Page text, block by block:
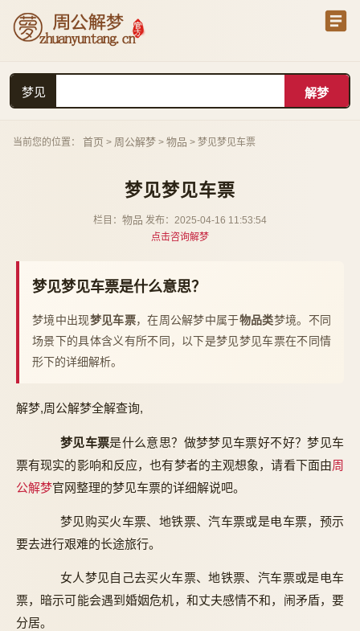
梦见
当前您的位置： 首页 > 周公解梦 > 物品 > 梦见梦见车票
梦见梦见车票
栏目： 物品 发布：2025-04-16 11:53:54
点击咨询解梦
梦见梦见车票是什么意思？
梦境中出现梦见车票，在周公解梦中属于物品类梦境。不同
场景下的具体含义有所不同，以下是梦见梦见车票在不同情
形下的详细解析。
解梦,周公解梦全解查询,
梦见车票是什么意思？做梦梦见车票好不好？梦见车
票有现实的影响和反应，也有梦者的主观想象，请看下面由周
公解梦官网整理的梦见车票的详细解说吧。
梦见购买火车票、地铁票、汽车票或是电车票，预示
要去进行艰难的长途旅行。
女人梦见自己去买火车票、地铁票、汽车票或是电车
票，暗示可能会遇到婚姻危机，和丈夫感情不和，闹矛盾，要
分居。